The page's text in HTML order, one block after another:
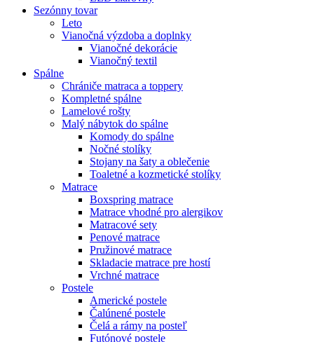
Sezónny tovar
Leto
Vianočná výzdoba a doplnky
Vianočné dekorácie
Vianočný textil
Spálne
Chrániče matraca a toppery
Kompletné spálne
Lamelové rošty
Malý nábytok do spálne
Komody do spálne
Nočné stolíky
Stojany na šaty a oblečenie
Toaletné a kozmetické stolíky
Matrace
Boxspring matrace
Matrace vhodné pro alergikov
Matracové sety
Penové matrace
Pružinové matrace
Skladacie matrace pre hostí
Vrchné matrace
Postele
Americké postele
Čalúnené postele
Čelá a rámy na posteľ
Futónové postele